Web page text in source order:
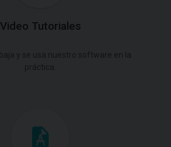
Video Tutoriales